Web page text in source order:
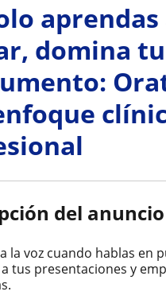
aprendas
domina tu
del anuncio
la voz cuando hablas en
tus presentaciones y